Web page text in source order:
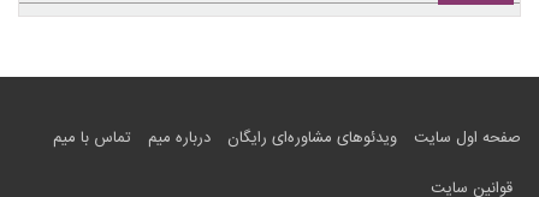
صفحه اول سایت ویدئوهای مشاوره‌ای رایگان درباره میم
تماس با میم
قوانین سایت